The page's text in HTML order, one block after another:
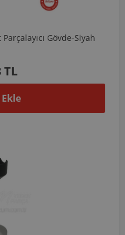
Gövde-Siyah
TL